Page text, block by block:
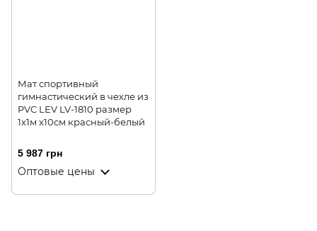
Мат спортивный
гимнастический в чехле из
PVC LEV LV-1810 размер
1x1м x10см красный-белый
5 987 грн
Оптовые цены